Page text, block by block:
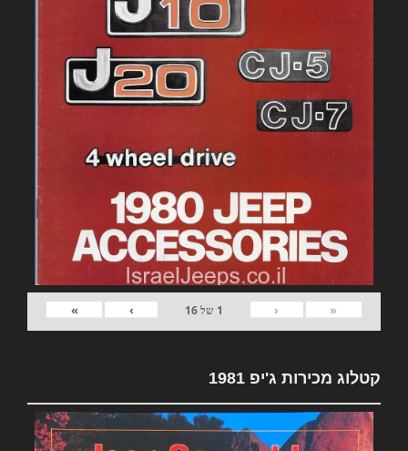
«
‹
1 של16
›
»
קטלוג מכירות ג'יפ 1981